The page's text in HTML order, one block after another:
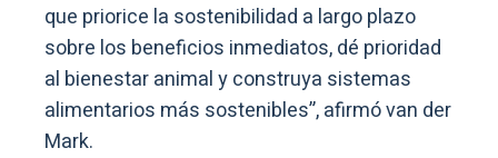
que priorice la sostenibilidad a largo plazo
sobre los beneficios inmediatos, dé prioridad
al bienestar animal y construya sistemas
alimentarios más sostenibles”, afirmó van der
Mark.